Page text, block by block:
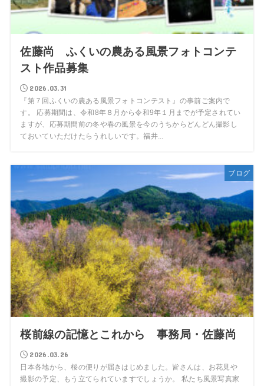
佐藤尚 ふくいの農ある風景フォトコンテ
スト作品募集
2026.03.31
『第７回ふくいの農ある風景フォトコンテスト』の事前ご案内で
す。 応募期間は、令和8年８月から令和9年１月までが予定されてい
ますが、応募期間前の冬や春の風景を今のうちからどんどん撮影し
ておいていただけたらうれしいです。福井...
ブログ
桜前線の記憶とこれから 事務局・佐藤尚
2026.03.26
日本各地から、桜の便りが届きはじめました。皆さんは、お花見や
撮影の予定、もう立てられていますでしょうか。 私たち風景写真家